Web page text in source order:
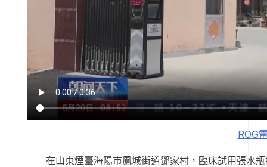
ROG
在山東煙臺海陽市鳳城街道鄧家村，臨床試用張水